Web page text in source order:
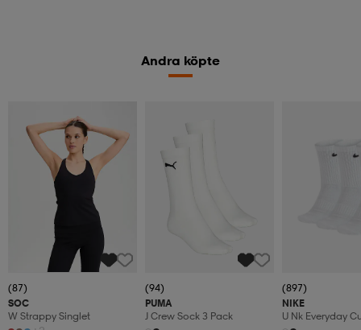
Andra köpte
(87)
SOC
W Strappy Singlet
(94)
PUMA
J Crew Sock 3 Pack
(897)
NIKE
U Nk Everyday